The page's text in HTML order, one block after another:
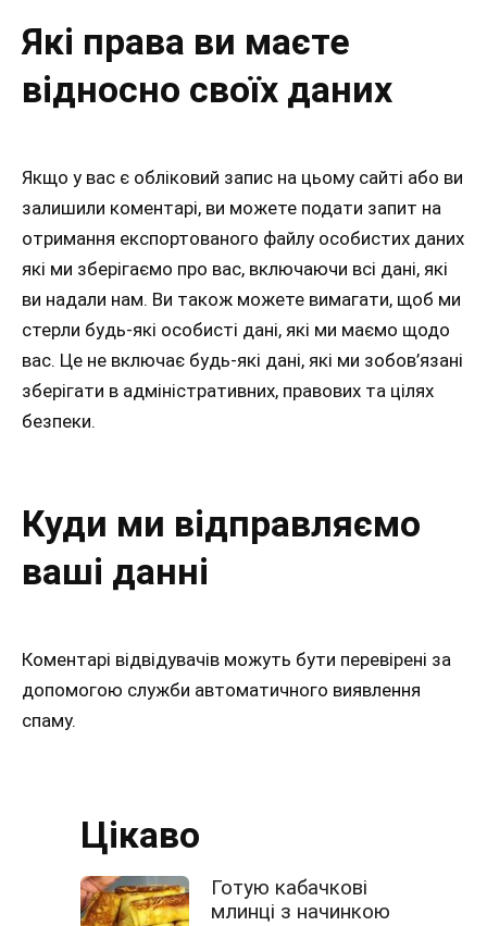
Які права ви маєте
відносно своїх даних
Якщо у вас є обліковий запис на цьому сайті або ви
залишили коментарі, ви можете подати запит на
отримання експортованого файлу особистих даних
які ми зберігаємо про вас, включаючи всі дані, які
ви надали нам. Ви також можете вимагати, щоб ми
стерли будь-які особисті дані, які ми маємо щодо
вас. Це не включає будь-які дані, які ми зобов’язані
зберігати в адміністративних, правових та цілях
безпеки.
Куди ми відправляємо
ваші данні
Коментарі відвідувачів можуть бути перевірені за
допомогою служби автоматичного виявлення
спаму.
Цікаво
Готую кабачкові
млинці з начинкою